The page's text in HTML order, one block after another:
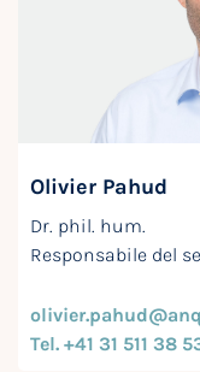
Olivier Pahud
Dr. phil. hum.
Responsabile del
Tel. +41 31 511 38